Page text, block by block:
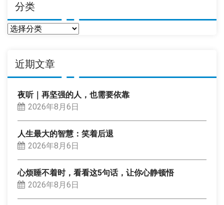
分类
分
近期文章
夜听｜再坚强的人，也需要依靠
2026年8月6日
人生最大的智慧：笑着后退
2026年8月6日
心烦睡不着时，看看这5句话，让你心静顿悟
2026年8月6日